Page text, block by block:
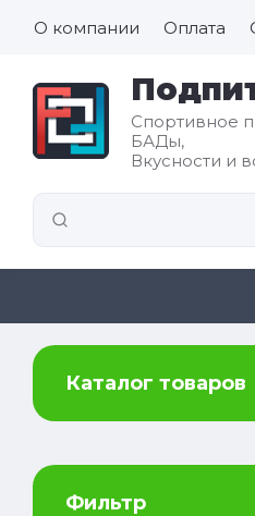
О компании Оплата
Спортивное
БАДы,
Вкусности и
Каталог товаров
Фильтр
Все для
здорового
питания